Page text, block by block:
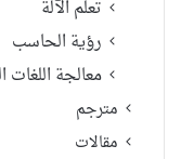
تعلم الآلة
رؤية الحاسب
معالجة اللغات
مترجم
مقالات